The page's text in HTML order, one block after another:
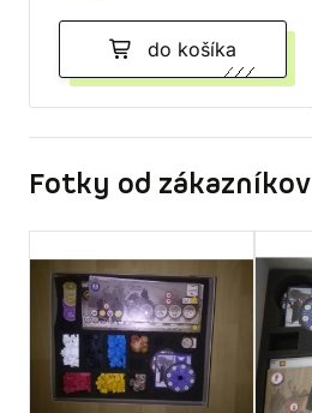
do košíka
Fotky od zákazníkov